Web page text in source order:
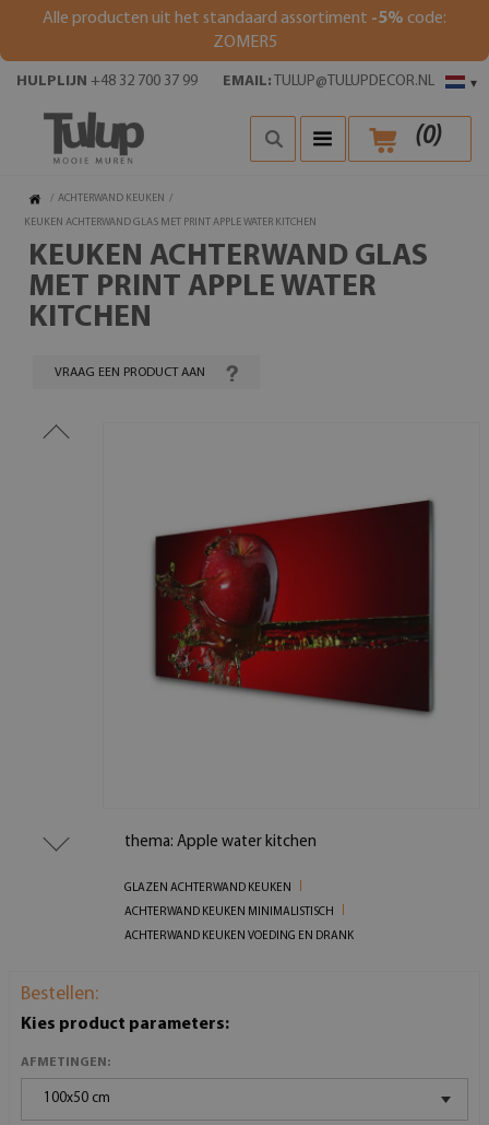
Alle producten uit het standaard assortiment -5% code:
ZOMER5
▾
HULPLIJN +48 32 700 37 99 EMAIL: TULUP@TULUPDECOR.NL
(0)
/ ACHTERWAND KEUKEN /
KEUKEN ACHTERWAND GLAS MET PRINT APPLE WATER KITCHEN
KEUKEN ACHTERWAND GLAS
MET PRINT APPLE WATER
KITCHEN
VRAAG EEN PRODUCT AAN
thema: Apple water kitchen
GLAZEN ACHTERWAND KEUKEN
ACHTERWAND KEUKEN MINIMALISTISCH
ACHTERWAND KEUKEN VOEDING EN DRANK
Bestellen:
Kies product parameters:
AFMETINGEN:
100x50 cm